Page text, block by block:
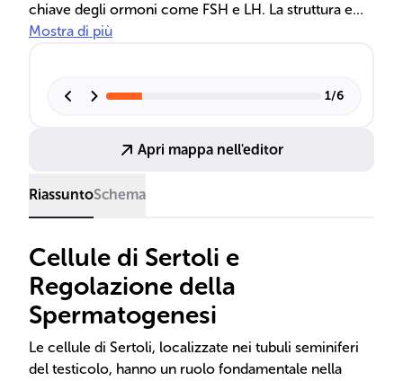
chiave degli ormoni come FSH e LH. La struttura e
motilità degli spermatozoi sono essenziali per la
Mostra di più
1/6
Apri mappa nell'editor
RiassuntoSchema
Cellule di Sertoli e
Regolazione della
Spermatogenesi
Le cellule di Sertoli, localizzate nei tubuli seminiferi
del testicolo, hanno un ruolo fondamentale nella